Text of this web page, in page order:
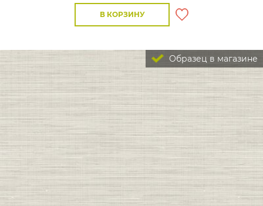
В КОРЗИНУ
Образец в магазине